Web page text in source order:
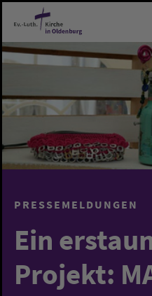
Zum Hauptinhalt springen
PRESSEMELDUNGEN
Ein
Projekt: